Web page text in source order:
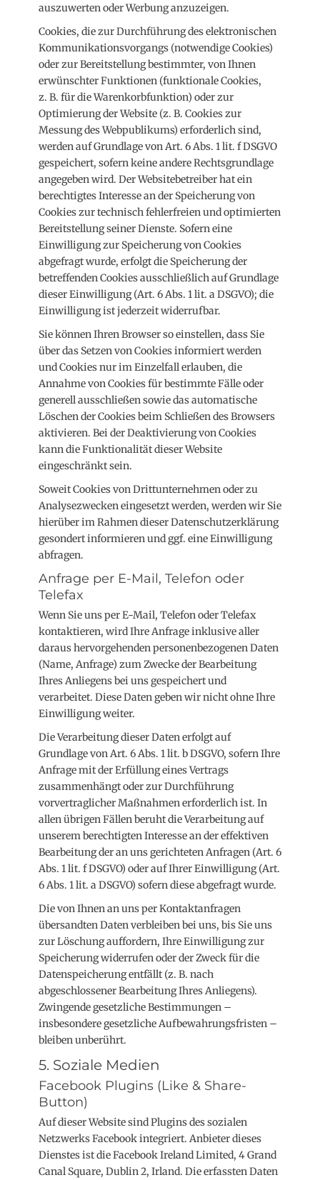
auszuwerten oder Werbung anzuzeigen.
Cookies, die zur Durchführung des elektronischen
Kommunikationsvorgangs (notwendige Cookies)
oder zur Bereitstellung bestimmter, von Ihnen
erwünschter Funktionen (funktionale Cookies,
z. B. für die Warenkorbfunktion) oder zur
Optimierung der Website (z. B. Cookies zur
Messung des Webpublikums) erforderlich sind,
werden auf Grundlage von Art. 6 Abs. 1 lit. f DSGVO
gespeichert, sofern keine andere Rechtsgrundlage
angegeben wird. Der Websitebetreiber hat ein
berechtigtes Interesse an der Speicherung von
Cookies zur technisch fehlerfreien und optimierten
Bereitstellung seiner Dienste. Sofern eine
Einwilligung zur Speicherung von Cookies
abgefragt wurde, erfolgt die Speicherung der
betreffenden Cookies ausschließlich auf Grundlage
dieser Einwilligung (Art. 6 Abs. 1 lit. a DSGVO); die
Einwilligung ist jederzeit widerrufbar.
Sie können Ihren Browser so einstellen, dass Sie
über das Setzen von Cookies informiert werden
und Cookies nur im Einzelfall erlauben, die
Annahme von Cookies für bestimmte Fälle oder
generell ausschließen sowie das automatische
Löschen der Cookies beim Schließen des Browsers
aktivieren. Bei der Deaktivierung von Cookies
kann die Funktionalität dieser Website
eingeschränkt sein.
Soweit Cookies von Drittunternehmen oder zu
Analysezwecken eingesetzt werden, werden wir Sie
hierüber im Rahmen dieser Datenschutzerklärung
gesondert informieren und ggf. eine Einwilligung
abfragen.
Anfrage per E-Mail, Telefon oder
Telefax
Wenn Sie uns per E-Mail, Telefon oder Telefax
kontaktieren, wird Ihre Anfrage inklusive aller
daraus hervorgehenden personenbezogenen Daten
(Name, Anfrage) zum Zwecke der Bearbeitung
Ihres Anliegens bei uns gespeichert und
verarbeitet. Diese Daten geben wir nicht ohne Ihre
Einwilligung weiter.
Die Verarbeitung dieser Daten erfolgt auf
Grundlage von Art. 6 Abs. 1 lit. b DSGVO, sofern Ihre
Anfrage mit der Erfüllung eines Vertrags
zusammenhängt oder zur Durchführung
vorvertraglicher Maßnahmen erforderlich ist. In
allen übrigen Fällen beruht die Verarbeitung auf
unserem berechtigten Interesse an der effektiven
Bearbeitung der an uns gerichteten Anfragen (Art. 6
Abs. 1 lit. f DSGVO) oder auf Ihrer Einwilligung (Art.
6 Abs. 1 lit. a DSGVO) sofern diese abgefragt wurde.
Die von Ihnen an uns per Kontaktanfragen
übersandten Daten verbleiben bei uns, bis Sie uns
zur Löschung auffordern, Ihre Einwilligung zur
Speicherung widerrufen oder der Zweck für die
Datenspeicherung entfällt (z. B. nach
abgeschlossener Bearbeitung Ihres Anliegens).
Zwingende gesetzliche Bestimmungen –
insbesondere gesetzliche Aufbewahrungsfristen –
bleiben unberührt.
5. Soziale Medien
Facebook Plugins (Like & Share-
Button)
Auf dieser Website sind Plugins des sozialen
Netzwerks Facebook integriert. Anbieter dieses
Dienstes ist die Facebook Ireland Limited, 4 Grand
Canal Square, Dublin 2, Irland. Die erfassten Daten